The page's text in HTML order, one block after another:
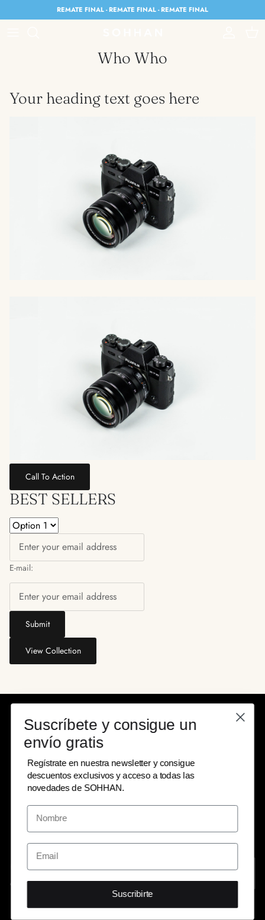
REMATE FINAL - REMATE FINAL - REMATE FINAL
Who Who
Your heading text goes here
Call To Action
BEST SELLERS
E-mail:
Submit
View Collection
Suscríbete y consigue un
envío gratis
Regístrate en nuestra newsletter y consigue
descuentos exclusivos y acceso a todas las
novedades de SOHHAN.
Suscribirte